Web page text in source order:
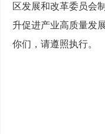
区发展和改革委员会
升促进产业高质量发
你们 ，请遵照执行。